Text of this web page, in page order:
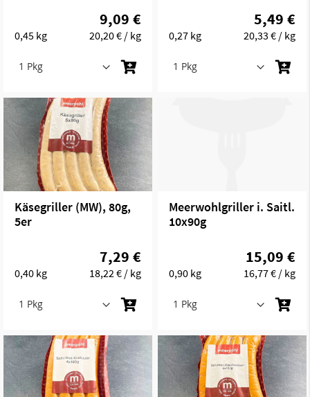
0,45 kg
9,09 €
20,20 €/ kg 0,27 kg
5,49 €
20,33 €/ kg
Käsegriller (MW), 80g,
5er
0,40 kg
7,29 €
18,22 €/ kg
Meerwohlgriller i. Saitl.
10x90g
0,90 kg
15,09 €
16,77 €/ kg